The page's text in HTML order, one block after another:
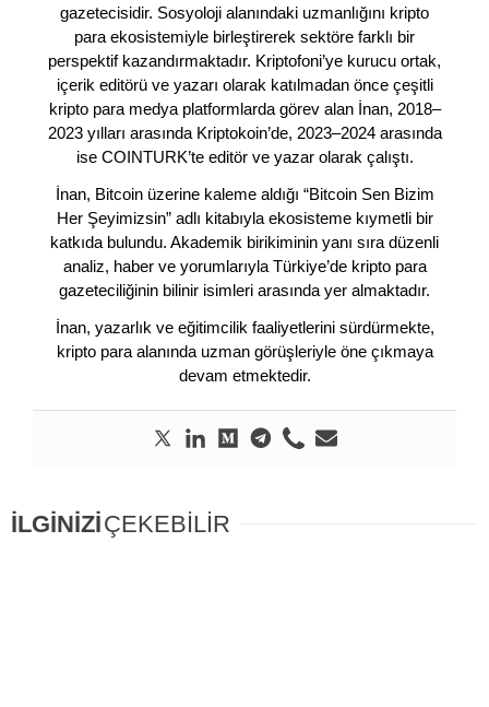
gazetecisidir. Sosyoloji alanındaki uzmanlığını kripto
para ekosistemiyle birleştirerek sektöre farklı bir
perspektif kazandırmaktadır. Kriptofoni’ye kurucu ortak,
içerik editörü ve yazarı olarak katılmadan önce çeşitli
kripto para medya platformlarda görev alan İnan, 2018–
2023 yılları arasında Kriptokoin’de, 2023–2024 arasında
ise COINTURK’te editör ve yazar olarak çalıştı.
İnan, Bitcoin üzerine kaleme aldığı “Bitcoin Sen Bizim
Her Şeyimizsin” adlı kitabıyla ekosisteme kıymetli bir
katkıda bulundu. Akademik birikiminin yanı sıra düzenli
analiz, haber ve yorumlarıyla Türkiye’de kripto para
gazeteciliğinin bilinir isimleri arasında yer almaktadır.
İnan, yazarlık ve eğitimcilik faaliyetlerini sürdürmekte,
kripto para alanında uzman görüşleriyle öne çıkmaya
devam etmektedir.
İLGİNİZİÇEKEBİLİR